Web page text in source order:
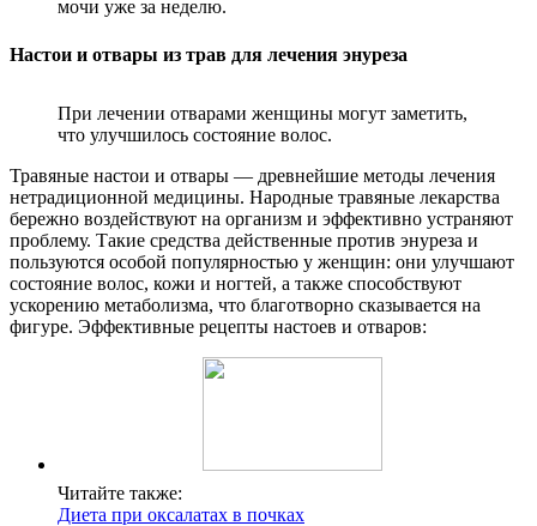
мочи уже за неделю.
Настои и отвары из трав для лечения энуреза
При лечении отварами женщины могут заметить,
что улучшилось состояние волос.
Травяные настои и отвары — древнейшие методы лечения
нетрадиционной медицины. Народные травяные лекарства
бережно воздействуют на организм и эффективно устраняют
проблему. Такие средства действенные против энуреза и
пользуются особой популярностью у женщин: они улучшают
состояние волос, кожи и ногтей, а также способствуют
ускорению метаболизма, что благотворно сказывается на
фигуре. Эффективные рецепты настоев и отваров:
Читайте также:
Диета при оксалатах в почках